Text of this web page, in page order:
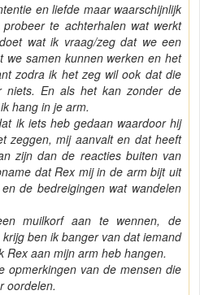
en liefde maar waarschijnlijk
te achterhalen wat werkt
wat ik vraag/zeg dat we een
we samen kunnen werken en het
zodra ik het zeg wil ook dat die
En als het kan zonder de
hang in je arm.
ik iets heb gedaan waardoor hij
zeggen, mij aanvalt en dat heeft
zijn dan de reacties buiten van
dat Rex mij in de arm bijt uit
de bedreigingen wat wandelen
muilkorf aan te wennen, de
ben ik banger van dat iemand
Rex aan mijn arm heb hangen.
opmerkingen van de mensen die
oordelen.